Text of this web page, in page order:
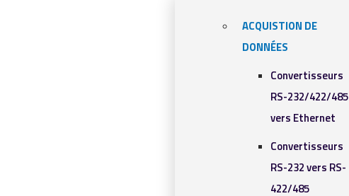
ACQUISTION DE
DONNÉES
Convertisseurs
RS-232/422/485
vers Ethernet
Convertisseurs
RS-232 vers RS-
422/485